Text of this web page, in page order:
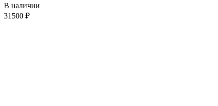
В наличии
31500 ₽